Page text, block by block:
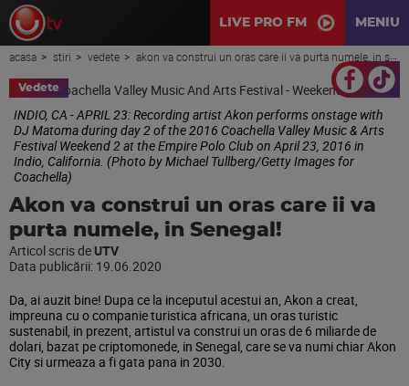
LIVE PRO FM MENIU
acasa stiri vedete akon va construi un oras care ii va purta numele, in senegal!
Vedete
INDIO, CA - APRIL 23: Recording artist Akon performs onstage with
DJ Matoma during day 2 of the 2016 Coachella Valley Music & Arts
Festival Weekend 2 at the Empire Polo Club on April 23, 2016 in
Indio, California. (Photo by Michael Tullberg/Getty Images for
Coachella)
Akon va construi un oras care ii va
purta numele, in Senegal!
Articol scris de UTV
Data publicării: 19.06.2020
Da, ai auzit bine! Dupa ce la inceputul acestui an, Akon a creat,
impreuna cu o companie turistica africana, un oras turistic
sustenabil, in prezent, artistul va construi un oras de 6 miliarde de
dolari, bazat pe criptomonede, in Senegal, care se va numi chiar Akon
City si urmeaza a fi gata pana in 2030.